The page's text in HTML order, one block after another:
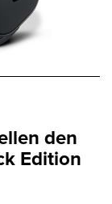
den
Edition